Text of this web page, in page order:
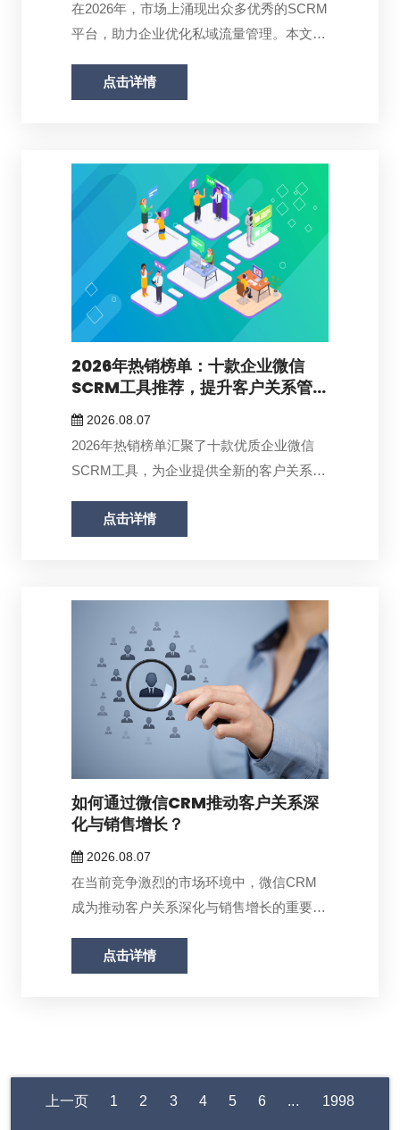
在2026年，市场上涌现出众多优秀的SCRM
平台，助力企业优化私域流量管理。本文盘
点击详情
2026年热销榜单：十款企业微信
SCRM工具推荐，提升客户关系管...
2026.08.07
2026年热销榜单汇聚了十款优质企业微信
SCRM工具，为企业提供全新的客户关系管
点击详情
如何通过微信CRM推动客户关系深
化与销售增长？
2026.08.07
在当前竞争激烈的市场环境中，微信CRM
成为推动客户关系深化与销售增长的重要工
点击详情
上一页 1 2 3 4 5 6 ... 1998